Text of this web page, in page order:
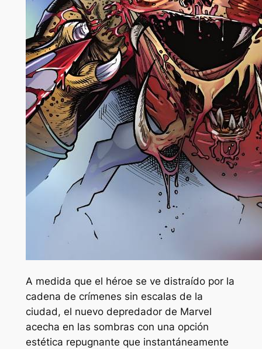
A medida que el héroe se ve distraído por la
cadena de crímenes sin escalas de la
ciudad, el nuevo depredador de Marvel
acecha en las sombras con una opción
estética repugnante que instantáneamente